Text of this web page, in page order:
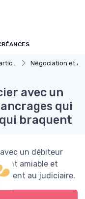
Négociation et Arrangement
avec un
qui
braquent
un débiteur
amiable et
au judiciaire.